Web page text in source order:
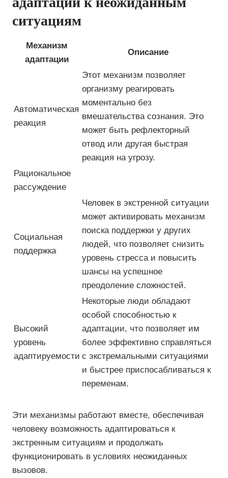
ситуациям
Механизм
адаптации
Описание
Автоматическая
реакция
Этот механизм позволяет
организму реагировать
моментально без
вмешательства сознания. Это
может быть рефлекторный
отвод или другая быстрая
реакция на угрозу.
Рациональное
рассуждение
Социальная
поддержка
Человек в экстренной ситуации
может активировать механизм
поиска поддержки у других
людей, что позволяет снизить
уровень стресса и повысить
шансы на успешное
преодоление сложностей.
Высокий
уровень
адаптируемости
Некоторые люди обладают
особой способностью к
адаптации, что позволяет им
более эффективно справляться
с экстремальными ситуациями
и быстрее приспосабливаться к
переменам.
Эти механизмы работают вместе, обеспечивая
человеку возможность адаптироваться к
экстренным ситуациям и продолжать
функционировать в условиях неожиданных
вызовов.